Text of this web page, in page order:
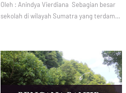
Oleh : Anindya Vierdiana Sebagian besar
sekolah di wilayah Sumatra yang terdam…